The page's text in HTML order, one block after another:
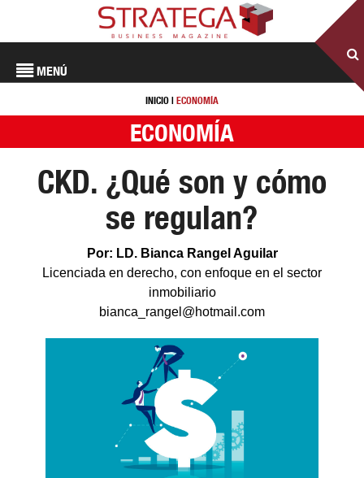
MENÚ
INICIO | ECONOMÍA
ECONOMÍA
CKD. ¿Qué son y cómo
se regulan?
Por: LD. Bianca Rangel Aguilar
Licenciada en derecho, con enfoque en el sector
inmobiliario
bianca_rangel@hotmail.com